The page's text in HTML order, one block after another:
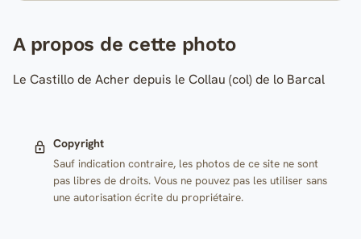
A propos de cette photo
Le Castillo de Acher depuis le Collau (col) de lo Barcal
Copyright
Sauf indication contraire, les photos de ce site ne sont
pas libres de droits. Vous ne pouvez pas les utiliser sans
une autorisation écrite du propriétaire.